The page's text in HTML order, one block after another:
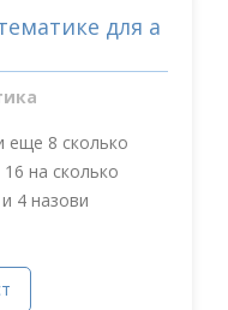
для а
еще 8 сколько
на сколько
4 назови